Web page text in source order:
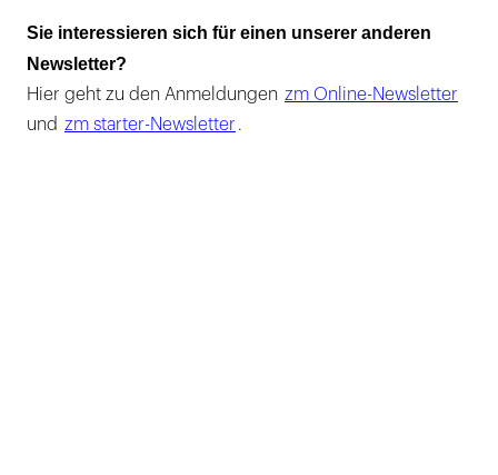
Sie interessieren sich für einen unserer anderen
Newsletter?
Hier geht zu den Anmeldungen zm Online-Newsletter
und zm starter-Newsletter .